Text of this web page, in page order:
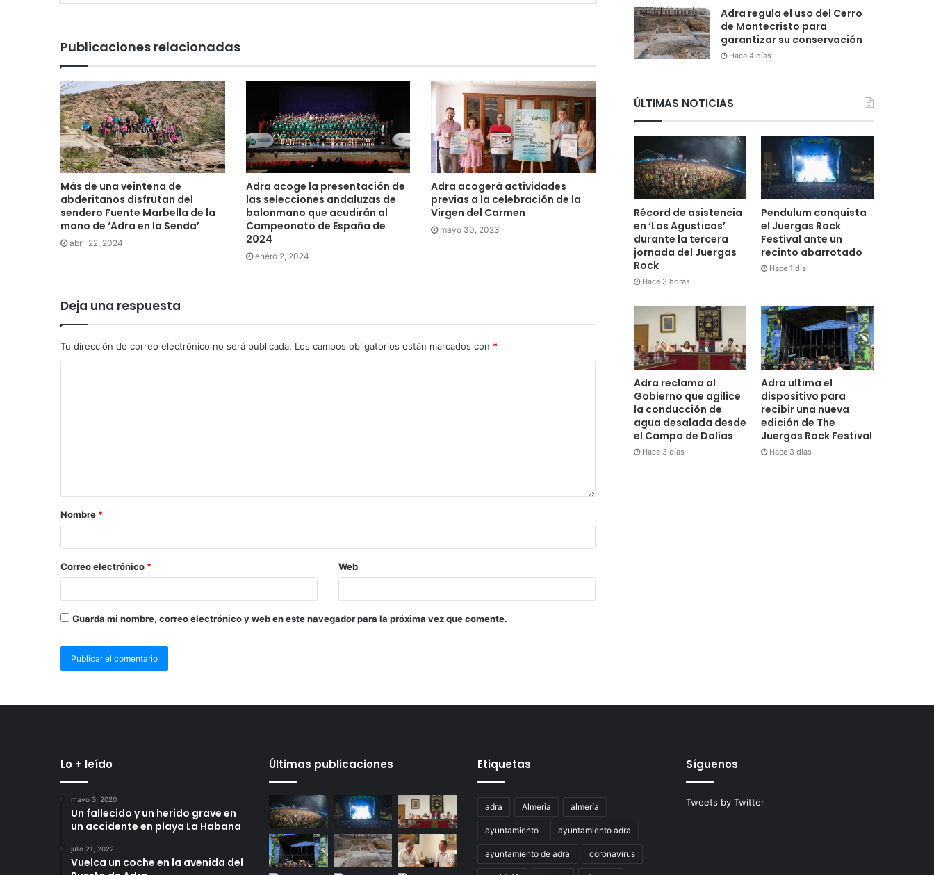
Publicaciones relacionadas
Más de una veintena de
abderitanos disfrutan del
sendero Fuente Marbella de la
mano de ‘Adra en la Senda’
abril 22, 2024
Adra acoge la presentación de
las selecciones andaluzas de
balonmano que acudirán al
Campeonato de España de
2024
enero 2, 2024
Adra acogerá actividades
previas a la celebración de la
Virgen del Carmen
mayo 30, 2023
Deja una respuesta
Tu dirección de correo electrónico no será publicada. Los campos obligatorios están marcados con *
Nombre *
Correo electrónico * Web
Guarda mi nombre, correo electrónico y web en este navegador para la próxima vez que comente.
Adra regula el uso del Cerro
de Montecristo para
garantizar su conservación
Hace 4 días
ÚLTIMAS NOTICIAS
Récord de asistencia
en ‘Los Agusticos’
durante la tercera
jornada del Juergas
Rock
Hace 3 horas
Pendulum conquista
el Juergas Rock
Festival ante un
recinto abarrotado
Hace 1 día
Adra reclama al
Gobierno que agilice
la conducción de
agua desalada desde
el Campo de Dalías
Hace 3 días
Adra ultima el
dispositivo para
recibir una nueva
edición de The
Juergas Rock Festival
Hace 3 días
Lo + leído
mayo 3, 2020
Un fallecido y un herido grave en
un accidente en playa La Habana
julio 21, 2022
Vuelca un coche en la avenida del
Últimas publicaciones Etiquetas
adra Almeria almería
ayuntamiento ayuntamiento adra
ayuntamiento de adra coronavirus
Síguenos
Tweets by Twitter